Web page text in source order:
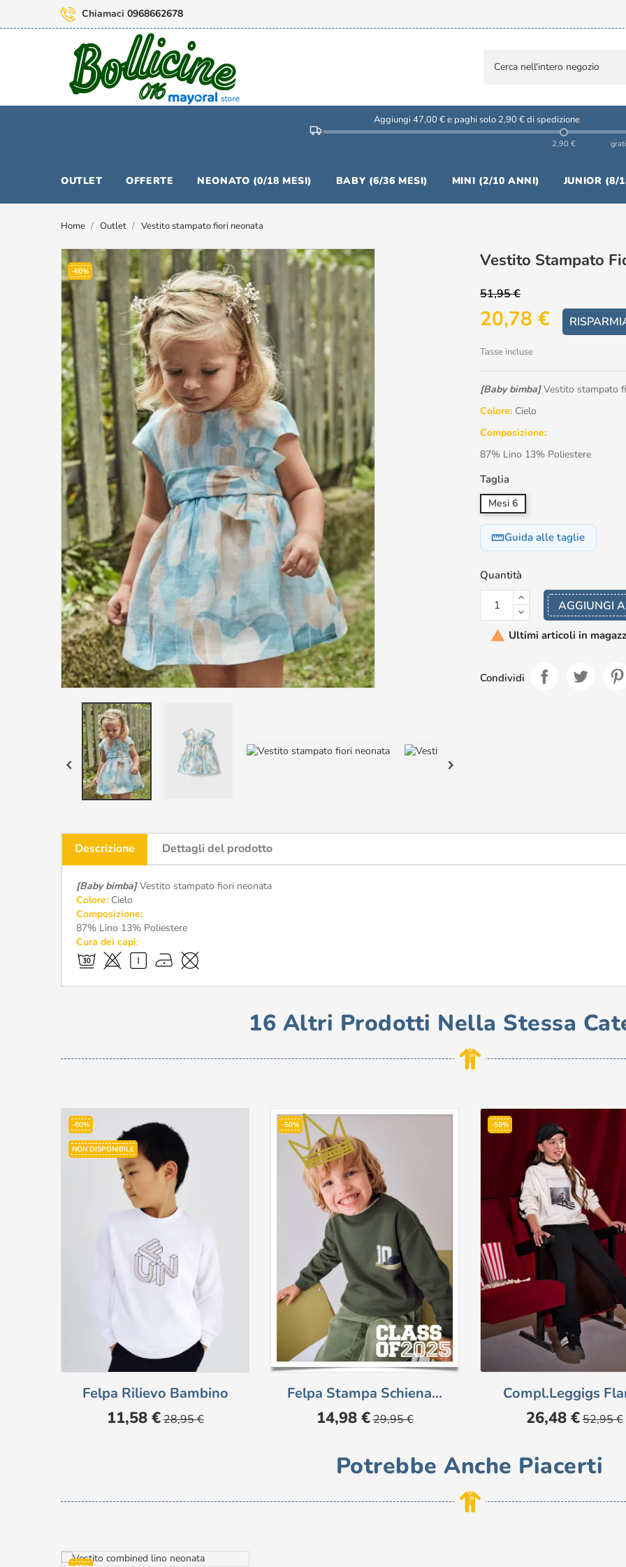
Chiamaci 0968662678
Aggiungi 47,00 € e paghi solo 2,90 € di spedizione
2,90 €
OUTLET OFFERTE NEONATO (0/18 MESI) BABY (6/36 MESI) MINI (2/10 ANNI) JUNIOR (8/
Home Outlet Vestito stampato fiori neonata
-60%
 
Vestito Stampato
51,95 €
20,78 €
Tasse incluse
[Baby bimba] Vestito stampato
Colore: Cielo
Composizione:
87% Lino 13% Poliestere
Taglia
Mesi 6
straightenGuida alle taglie
Quantità
AGGIUNGI
 Ultimi articoli in
Condividi
Descrizione Dettagli del prodotto
[Baby bimba] Vestito stampato fiori neonata
Colore: Cielo
Composizione:
87% Lino 13% Poliestere
Cura dei capi:
16 Altri Prodotti Nella Stessa
-60%
NON DISPONIBILE
Felpa Rilievo Bambino
Prezzo
11,58 € Prezzo
base
28,95 €
-50%
Felpa Stampa Schiena...
Prezzo
14,98 € Prezzo
base
29,95 €
-50%
Compl.leggigs
Prezzo
26,48 € Prezzo
base
52,95 €
Potrebbe Anche Piacerti